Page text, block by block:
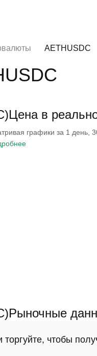
AETHUSDC
в
графики за 1 день,
торгуйте, чтобы